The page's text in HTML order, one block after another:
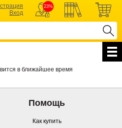
Вход
23%
в ближайшее время
Помощь
Как купить